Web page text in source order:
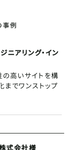
事例
ニアリング・イン
の高いサイトを構
までワンストップ
式会社様